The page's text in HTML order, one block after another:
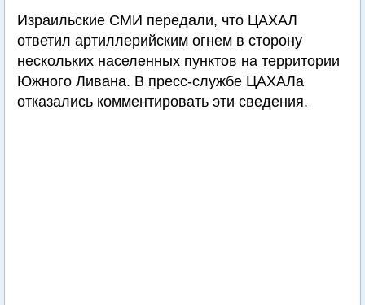
Израильские СМИ передали, что ЦАХАЛ
ответил артиллерийским огнем в сторону
нескольких населенных пунктов на территории
Южного Ливана. В пресс-службе ЦАХАЛа
отказались комментировать эти сведения.